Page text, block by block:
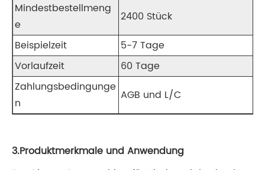
Mindestbestellmeng
e
2400 Stück
Beispielzeit
5-7 Tage
Vorlaufzeit
60 Tage
Zahlungsbedingunge
n
AGB und L/C
3.Produktmerkmale und Anwendung